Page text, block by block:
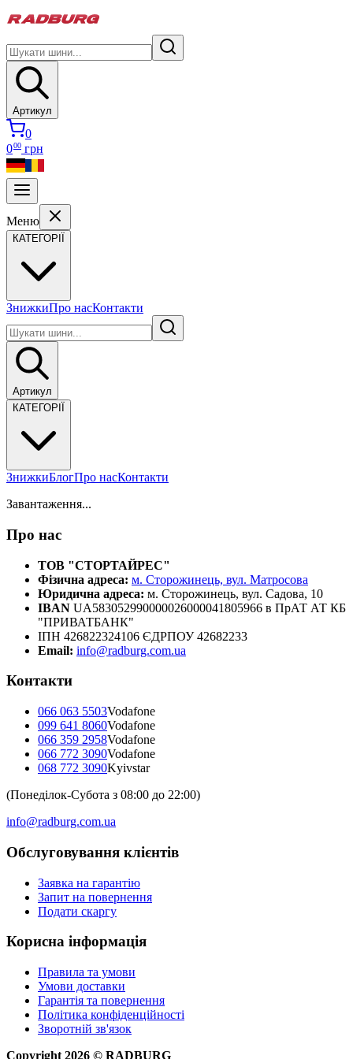
Артикул
0
000 грн
Меню
КАТЕГОРІЇ
ЗнижкиПро насКонтакти
Артикул
КАТЕГОРІЇ
ЗнижкиБлогПро насКонтакти
Завантаження...
Про нас
ТОВ "СТОРТАЙРЕС"
Фізична адреса: м. Сторожинець, вул. Матросова
Юридична адреса: м. Сторожинець, вул. Садова, 10
IBAN UA583052990000026000041805966 в ПрАТ АТ КБ
"ПРИВАТБАНК"
ІПН 426822324106 ЄДРПОУ 42682233
Email: info@radburg.com.ua
Контакти
066 063 5503Vodafone
099 641 8060Vodafone
066 359 2958Vodafone
066 772 3090Vodafone
068 772 3090Kyivstar
(Понеділок-Субота з 08:00 до 22:00)
info@radburg.com.ua
Обслуговування клієнтів
Заявка на гарантію
Запит на повернення
Подати скаргу
Корисна інформація
Правила та умови
Умови доставки
Гарантія та повернення
Політика конфіденційності
Зворотній зв'язок
Copyright 2026 © RADBURG